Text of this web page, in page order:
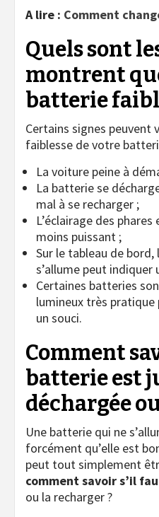
A lire : Comment
Quels sont
montrent
batterie
Certains signes peuvent
faiblesse de votre
La voiture peine à
La batterie se
mal à se recharger ;
L’éclairage des
moins puissant ;
Sur le tableau de
s’allume peut
Certaines batteries
lumineux très pratique
un souci.
Comment
batterie est
déchargée
Une batterie qui ne
forcément qu’elle est
peut tout simplement
comment savoir s’il
ou la recharger ?